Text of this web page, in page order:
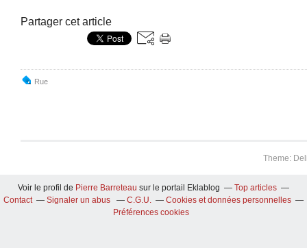
Partager cet article
Rue
Theme:
Voir le profil de Pierre Barreteau sur le portail Eklablog
Top articles
Contact
Signaler un abus C.G.U.
Cookies et données personnelles
Préférences cookies